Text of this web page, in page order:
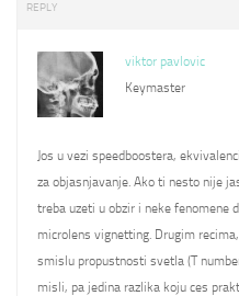
REPLY
viktor pavlovic
Keymaster
Jos u vezi speedboostera,
za objasnjavanje. Ako ti nesto nije
treba uzeti u obzir i neke fenomene
microlens vignetting. Drugim
smislu propustnosti svetla (T
misli, pa jedina razlika koju ces